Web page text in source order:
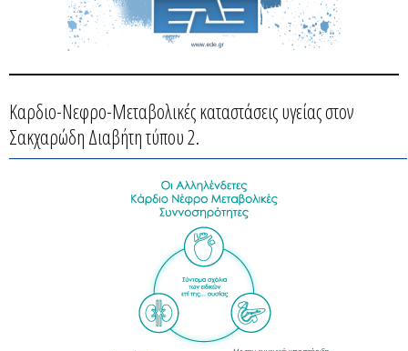
Καρδιο-Νεφρο-Μεταβολικές καταστάσεις υγείας στον
Σακχαρώδη Διαβήτη τύπου 2.